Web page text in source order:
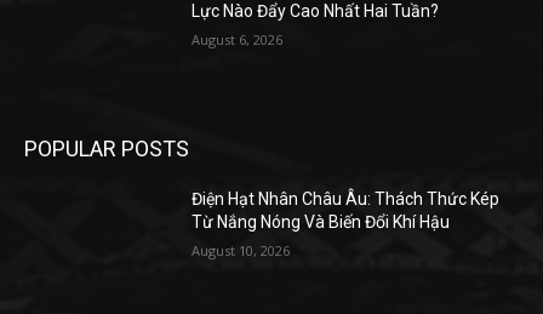
Lực Nào Đẩy Cao Nhất Hai Tuần?
August 6, 2026
POPULAR POSTS
Điện Hạt Nhân Châu Âu: Thách Thức Kép
Từ Nắng Nóng Và Biến Đổi Khí Hậu
August 10, 2026